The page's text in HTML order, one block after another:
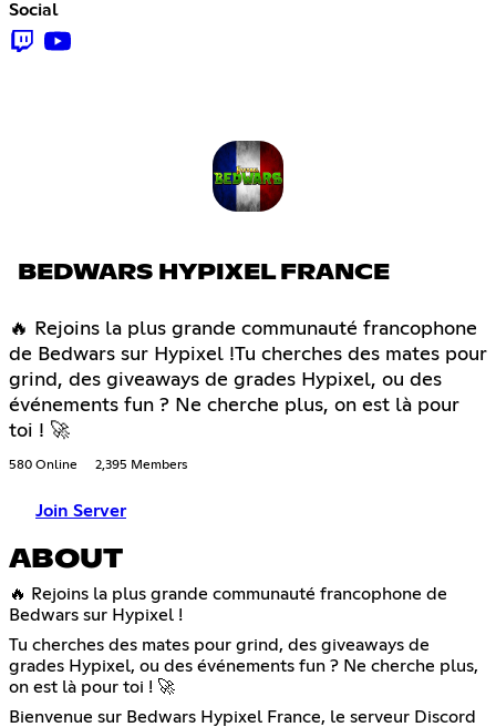
Social
BEDWARS HYPIXEL FRANCE
🔥 Rejoins la plus grande communauté francophone
de Bedwars sur Hypixel !Tu cherches des mates pour
grind, des giveaways de grades Hypixel, ou des
événements fun ? Ne cherche plus, on est là pour
toi ! 🚀
580 Online 2,395 Members
Join Server
ABOUT
🔥 Rejoins la plus grande communauté francophone de
Bedwars sur Hypixel !
Tu cherches des mates pour grind, des giveaways de
grades Hypixel, ou des événements fun ? Ne cherche plus,
on est là pour toi ! 🚀
Bienvenue sur Bedwars Hypixel France, le serveur Discord